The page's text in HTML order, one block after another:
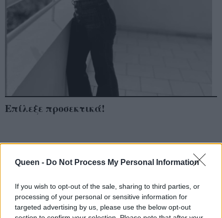
Queen - Do Not Process My Personal Information
If you wish to opt-out of the sale, sharing to third parties, or
processing of your personal or sensitive information for
targeted advertising by us, please use the below opt-out
Επίλεξε προσεκτικά!